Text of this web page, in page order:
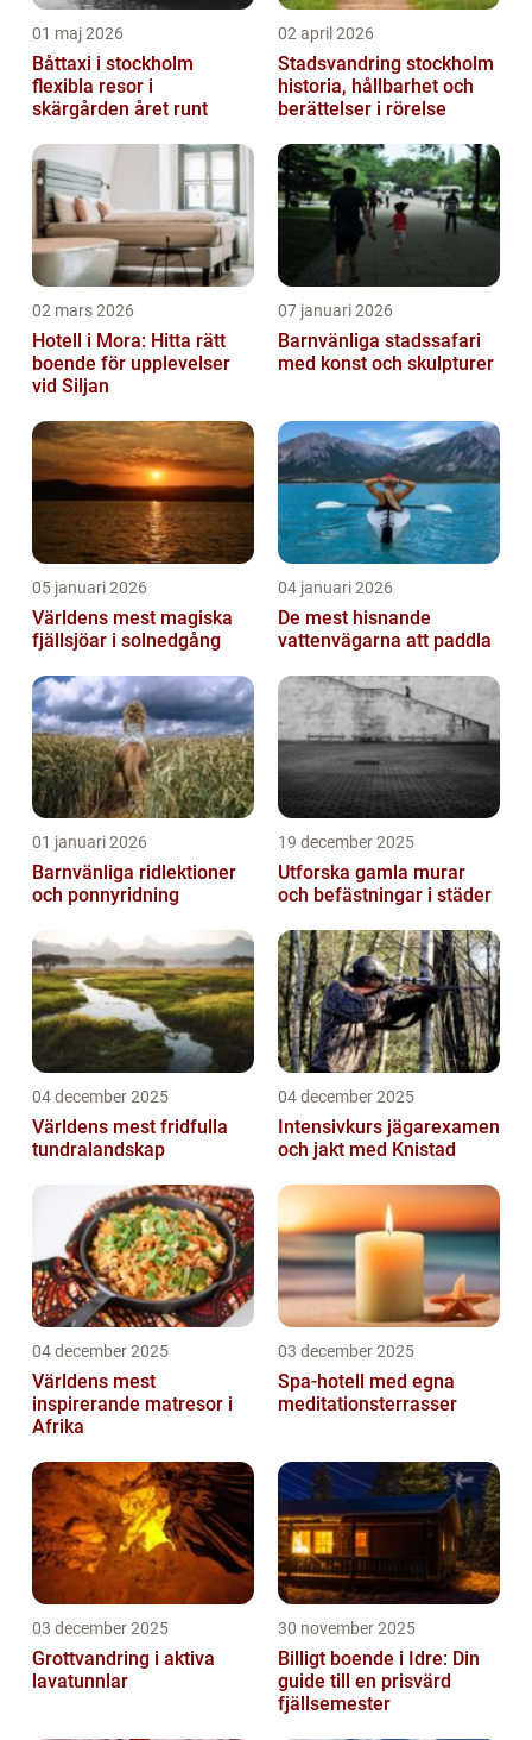
01 maj 2026
Båttaxi i stockholm
flexibla resor i
skärgården året runt
02 april 2026
Stadsvandring stockholm
historia, hållbarhet och
berättelser i rörelse
02 mars 2026
Hotell i Mora: Hitta rätt
boende för upplevelser
vid Siljan
07 januari 2026
Barnvänliga stadssafari
med konst och skulpturer
05 januari 2026
Världens mest magiska
fjällsjöar i solnedgång
04 januari 2026
De mest hisnande
vattenvägarna att paddla
01 januari 2026
Barnvänliga ridlektioner
och ponnyridning
19 december 2025
Utforska gamla murar
och befästningar i städer
04 december 2025
Världens mest fridfulla
tundralandskap
04 december 2025
Intensivkurs jägarexamen
och jakt med Knistad
04 december 2025
Världens mest
inspirerande matresor i
Afrika
03 december 2025
Spa-hotell med egna
meditationsterrasser
03 december 2025
Grottvandring i aktiva
lavatunnlar
30 november 2025
Billigt boende i Idre: Din
guide till en prisvärd
fjällsemester